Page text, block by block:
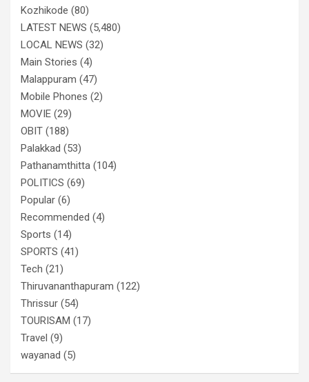
Kozhikode (80)
LATEST NEWS (5,480)
LOCAL NEWS (32)
Main Stories (4)
Malappuram (47)
Mobile Phones (2)
MOVIE (29)
OBIT (188)
Palakkad (53)
Pathanamthitta (104)
POLITICS (69)
Popular (6)
Recommended (4)
Sports (14)
SPORTS (41)
Tech (21)
Thiruvananthapuram (122)
Thrissur (54)
TOURISAM (17)
Travel (9)
wayanad (5)